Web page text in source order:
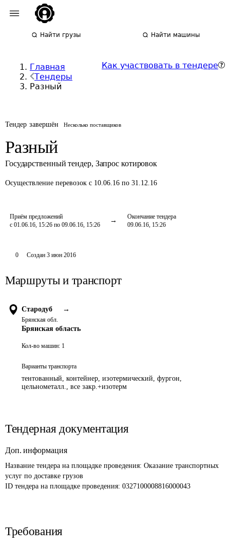
Найти грузы Найти машины
Главная
Тендеры
Разный
Как участвовать в тендере
Тендер завершён Несколько поставщиков
Разный
Государственный тендер, Запрос котировок
Осуществление перевозок с 10.06.16 по 31.12.16
Приём предложений
с 01.06.16, 15:26 по 09.06.16, 15:26
Окончание тендера
09.06.16, 15:26
0 Создан 3 июн 2016
Маршруты и транспорт
Стародуб →
Брянская обл.
Брянская область
Кол-во машин: 1
Варианты транспорта
тентованный, контейнер, изотермический, фургон,
цельнометалл., все закр.+изотерм
Тендерная документация
Доп. информация
Название тендера на площадке проведения: Оказание транспортных
услуг по доставке грузов
ID тендера на площадке проведения: 0327100008816000043
Требования